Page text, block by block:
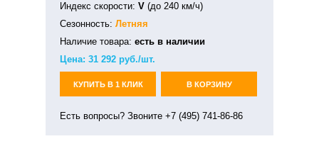
Индекс скорости: V (до 240 км/ч)
Сезонность: Летняя
Наличие товара: есть в наличии
Цена: 31 292 руб./шт.
КУПИТЬ В 1 КЛИК В КОРЗИНУ
Есть вопросы? Звоните +7 (495) 741-86-86